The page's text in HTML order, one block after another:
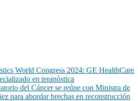
World Congress 2024: GE HealthCare
en teranóstica
del Cáncer se reúne con Ministra de
para abordar brechas en reconstrucción